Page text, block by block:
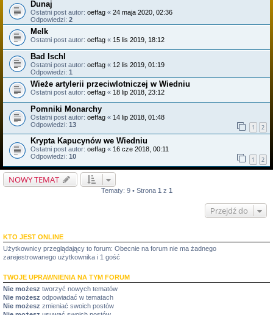
Dunaj
Ostatni post autor: oeffag « 24 maja 2020, 02:36
Odpowiedzi: 2
Melk
Ostatni post autor: oeffag « 15 lis 2019, 18:12
Bad Ischl
Ostatni post autor: oeffag « 12 lis 2019, 01:19
Odpowiedzi: 1
Wieże artylerii przeciwlotniczej w Wiedniu
Ostatni post autor: oeffag « 18 lip 2018, 23:12
Pomniki Monarchy
Ostatni post autor: oeffag « 14 lip 2018, 01:48
Odpowiedzi: 13 1 2
Krypta Kapucynów we Wiedniu
Ostatni post autor: oeffag « 16 cze 2018, 00:11
Odpowiedzi: 10 1 2
NOWY TEMAT
Tematy: 9 • Strona 1 z 1
Przejdź do
KTO JEST ONLINE
Użytkownicy przeglądający to forum: Obecnie na forum nie ma żadnego
zarejestrowanego użytkownika i 1 gość
TWOJE UPRAWNIENIA NA TYM FORUM
Nie możesz tworzyć nowych tematów
Nie możesz odpowiadać w tematach
Nie możesz zmieniać swoich postów